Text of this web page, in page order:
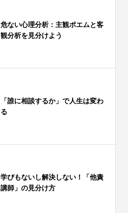
危ない心理分析：主観ポエムと客
観分析を見分けよう
「誰に相談するか」で人生は変わ
る
学びもないし解決しない！「他責
講師」の見分け方